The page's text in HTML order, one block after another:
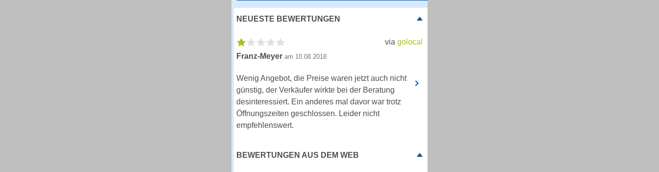
NEUESTE BEWERTUNGEN
via golocal
Franz-Meyer am 10.08.2018
Wenig Angebot, die Preise waren jetzt auch nicht
günstig, der Verkäufer wirkte bei der Beratung
desinteressiert. Ein anderes mal davor war trotz
Öffnungszeiten geschlossen. Leider nicht
empfehlenswert.
BEWERTUNGEN AUS DEM WEB